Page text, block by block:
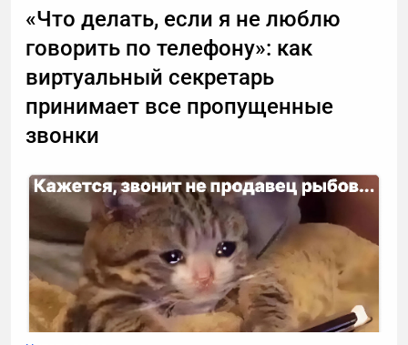
«Что делать, если я не люблю
говорить по телефону»: как
виртуальный секретарь
принимает все пропущенные
звонки